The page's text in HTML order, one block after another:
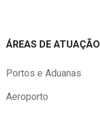
ÁREAS DE ATUAÇÃO
Portos e Aduanas
Aeroporto